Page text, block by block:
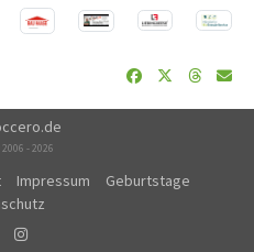
- 2026
Impressum
Geburtstage